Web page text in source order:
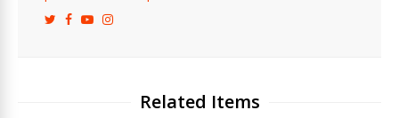
Related Items